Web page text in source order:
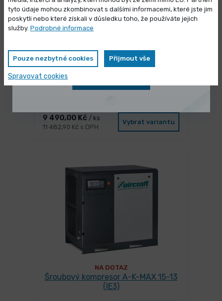
3 dny
9 490,00 Kč / ks
11 482,90 Kč s DPH
Vybrat variantu
NA DOTAZ
Šroubový kompresor A-K-MAX 15-13
(IE3)
tyto údaje mohou zkombinovat s dalšími informacemi, které jste jim
poskytli nebo které získali v důsledku toho, že používáte jejich
služby. Podrobné informace
Pouze nezbytné cookies Přijmout vše
Spravovat cookies
Výprodej skladových zásob
Vybrané produkty nyní pořídíte za